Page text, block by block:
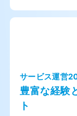
サービス運営
豊富な経験
ト